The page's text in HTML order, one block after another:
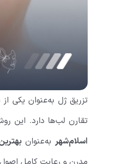
تزریق ژل به‌عنوان یکی
تقارن لب‌ها دارد. این
اسلام‌شهر به‌عنوان